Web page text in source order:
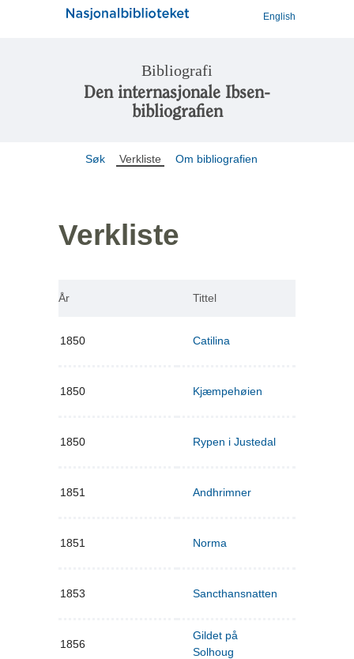
English
Bibliografi
Den internasjonale Ibsen-
bibliografien
Søk Verkliste Om bibliografien
Verkliste
År Tittel
1850 Catilina
1850 Kjæmpehøien
1850 Rypen i Justedal
1851 Andhrimner
1851 Norma
1853 Sancthansnatten
1856
Gildet på
Solhoug